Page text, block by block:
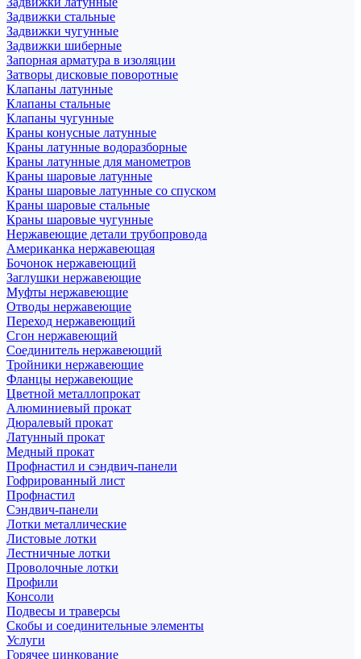
Задвижки стальные
Задвижки чугунные
Задвижки шиберные
Запорная арматура в изоляции
Затворы дисковые поворотные
Клапаны латунные
Клапаны стальные
Клапаны чугунные
Краны конусные латунные
Краны латунные водоразборные
Краны латунные для манометров
Краны шаровые латунные
Краны шаровые латунные со спуском
Краны шаровые стальные
Краны шаровые чугунные
Нержавеющие детали трубопровода
Американка нержавеющая
Бочонок нержавеющий
Заглушки нержавеющие
Муфты нержавеющие
Отводы нержавеющие
Переход нержавеющий
Сгон нержавеющий
Соединитель нержавеющий
Тройники нержавеющие
Фланцы нержавеющие
Цветной металлопрокат
Алюминиевый прокат
Дюралевый прокат
Латунный прокат
Медный прокат
Профнастил и сэндвич-панели
Гофрированный лист
Профнастил
Сэндвич-панели
Лотки металлические
Листовые лотки
Лестничные лотки
Проволочные лотки
Профили
Консоли
Подвесы и траверсы
Скобы и соединительные элементы
Услуги
Горячее цинкование